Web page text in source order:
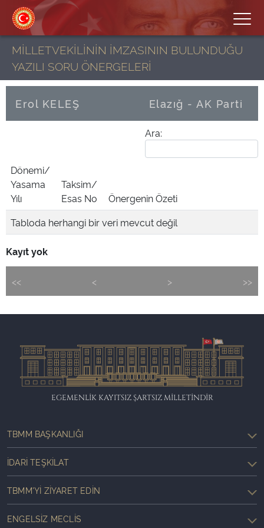
MİLLETVEKİLİNİN İMZASININ BULUNDUĞU
YAZILI SORU ÖNERGELERİ
Erol KELEŞ Elazığ - AK Parti
Ara:
Dönemi/
Yasama
Yılı
Taksim/
Esas No
Önergenin Özeti
Tabloda herhangi bir veri mevcut değil
Kayıt yok
<< < > >>
EGEMENLİK KAYITSIZ ŞARTSIZ MİLLETİNDİR
TBMM BAŞKANLIĞI
İDARI TEŞKILAT
TBMM'YI ZIYARET EDIN
ENGELSIZ MECLIS